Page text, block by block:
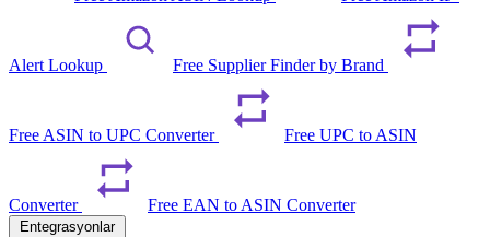
Alert Lookup Free Supplier Finder by Brand
Free ASIN to UPC Converter Free UPC to ASIN
Converter Free EAN to ASIN Converter
Entegrasyonlar